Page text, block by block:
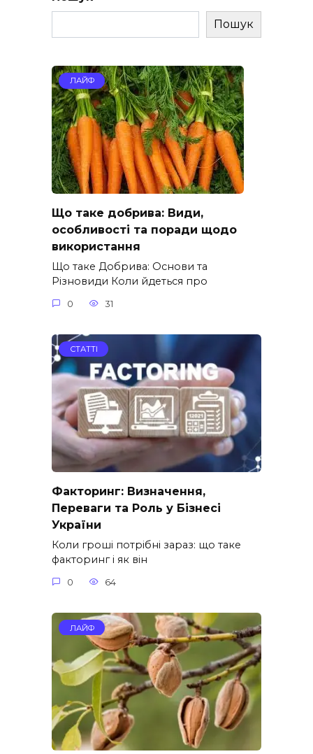
Пошук
ЛАЙФ
Що таке добрива: Види,
особливості та поради щодо
використання
Що таке Добрива: Основи та
Різновиди Коли йдеться про
0 31
СТАТТІ
Факторинг: Визначення,
Переваги та Роль у Бізнесі
України
Коли гроші потрібні зараз: що таке
факторинг і як він
0 64
ЛАЙФ